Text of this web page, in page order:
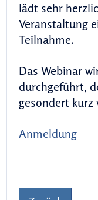
lädt sehr
Veranstaltung
Teilnahme.
Das Webinar
durchgeführt,
gesondert kurz
Anmeldung